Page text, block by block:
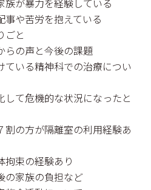
事や苦労を抱えている
ごと
らの声と今後の課題
ている精神科での治療につい
して危機的な状況になったと
割の方が隔離室の利用経験あ
拘束の経験あり
の家族の負担など